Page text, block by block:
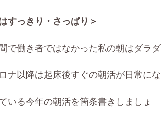
すっきり・さっぱり＞
で働き者ではなかった私の朝はダラダ
ナ以降は起床後すぐの朝活が日常にな
いる今年の朝活を箇条書きしましょ